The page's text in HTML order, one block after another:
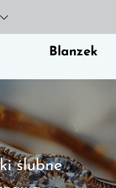
Blanzek
ślubne